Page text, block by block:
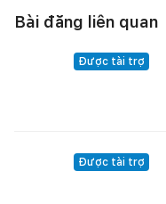
Bài đăng liên quan
Được tài trợ
Được tài trợ